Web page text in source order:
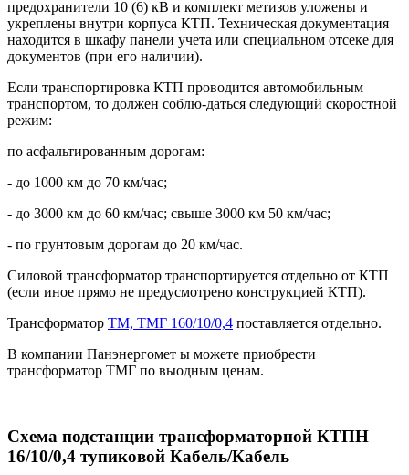
предохранители 10 (6) кВ и комплект метизов уложены и
укреплены внутри корпуса КТП. Техническая документация
находится в шкафу панели учета или специальном отсеке для
документов (при его наличии).
Если транспортировка КТП проводится автомобильным
транспортом, то должен соблю-даться следующий скоростной
режим:
по асфальтированным дорогам:
- до 1000 км до 70 км/час;
- до 3000 км до 60 км/час; свыше 3000 км 50 км/час;
- по грунтовым дорогам до 20 км/час.
Силовой трансформатор транспортируется отдельно от КТП
(если иное прямо не предусмотрено конструкцией КТП).
Трансформатор ТМ, ТМГ 160/10/0,4 поставляется отдельно.
В компании Панэнергомет ы можете приобрести
трансформатор ТМГ по выодным ценам.
Схема подстанции трансформаторной КТПН
16/10/0,4 тупиковой Кабель/Кабель